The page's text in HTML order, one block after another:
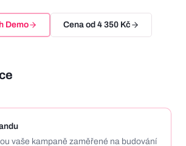
Demo Cena od 4 350 Kč
vaše kampaně zaměřené na budování